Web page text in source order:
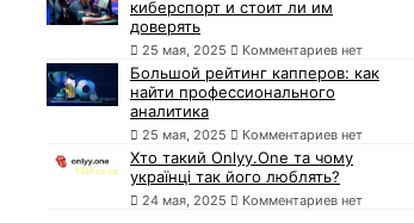
киберспорт и стоит ли им
доверять
25 мая, 2025 Комментариев нет
Большой рейтинг капперов: как
найти профессионального
аналитика
25 мая, 2025 Комментариев нет
Хто такий Onlyy.One та чому
українці так його люблять?
24 мая, 2025 Комментариев нет